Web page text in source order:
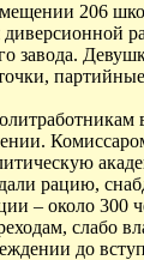
206
рацию,
– около
слабо
до